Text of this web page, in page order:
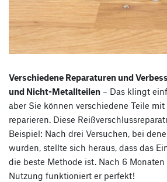
Verschiedene Reparaturen und
und Nicht-Metallteilen – Das klingt
aber Sie können verschiedene Teile
reparieren. Diese
Beispiel: Nach drei Versuchen, bei
wurden, stellte sich heraus, dass das
die beste Methode ist. Nach 6
Nutzung funktioniert er perfekt!